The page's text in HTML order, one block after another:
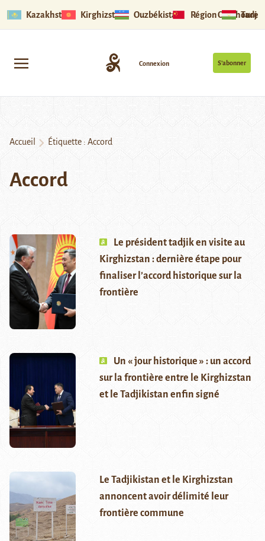
Kazakhstan Kirghizstan Ouzbékistan Région Ouïghoure
S’abonner
Connexion
Accueil Étiquette : Accord
Accord
Le président tadjik en visite au
Kirghizstan : dernière étape pour
finaliser l’accord historique sur la
frontière
Un « jour historique » : un accord
sur la frontière entre le Kirghizstan
et le Tadjikistan enfin signé
Le Tadjikistan et le Kirghizstan
annoncent avoir délimité leur
frontière commune